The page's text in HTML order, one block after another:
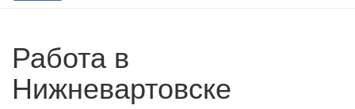
Работа в
Нижневартовске